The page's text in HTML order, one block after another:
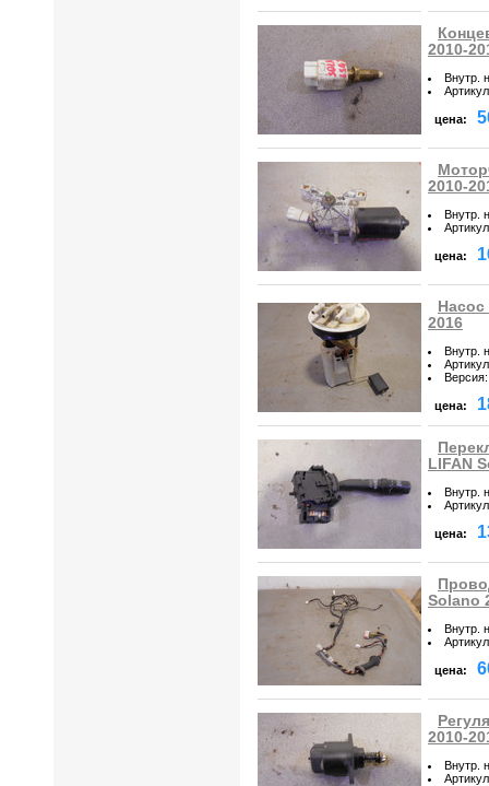
2010-
Внутр.
Артикул
цена:
2010-
Внутр.
Артикул
цена:
2016
Внутр.
Артикул
Версия:
цена:
LIFAN
Внутр.
Артикул
цена:
Solano
Внутр.
Артикул
цена:
2010-
Внутр.
Артикул